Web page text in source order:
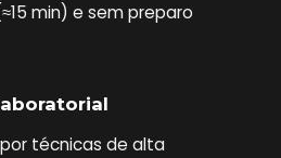
min) e sem preparo
técnicas de alta